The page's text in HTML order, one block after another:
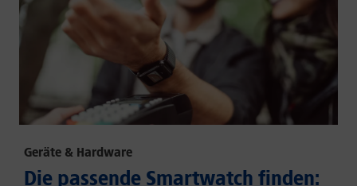
Geräte & Hardware
Die passende Smartwatch finden: